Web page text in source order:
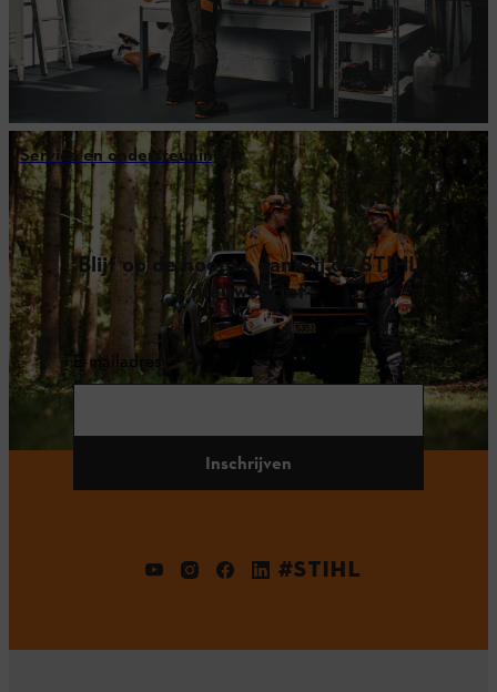
Service en ondersteuning
Blijf op de hoogte dankzij de STIHL
nieuwsbrief
E-mailadres
Inschrijven
#STIHL